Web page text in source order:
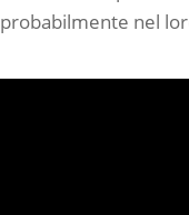
probabilmente nel